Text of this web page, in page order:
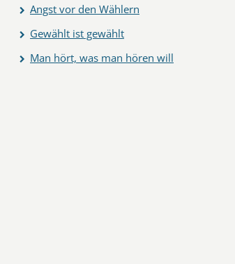
Angst vor den Wählern
Gewählt ist gewählt
Man hört, was man hören will